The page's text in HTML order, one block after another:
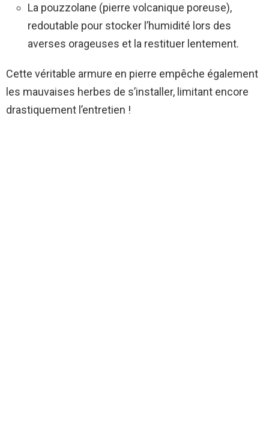
La pouzzolane (pierre volcanique poreuse),
redoutable pour stocker l’humidité lors des
averses orageuses et la restituer lentement.
Cette véritable armure en pierre empêche également
les mauvaises herbes de s’installer, limitant encore
drastiquement l’entretien !